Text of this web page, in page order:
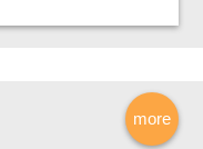
more